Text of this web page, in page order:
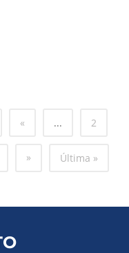
« ... 2
» Última »